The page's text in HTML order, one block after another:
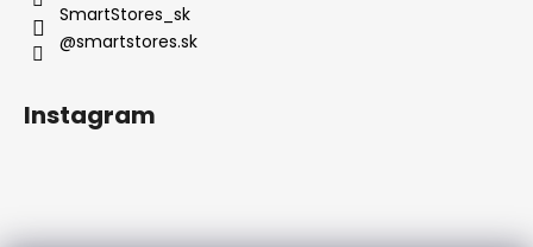
SmartStores_sk
@smartstores.sk
Instagram